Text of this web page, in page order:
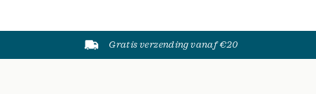
Gratis verzending vanaf €20